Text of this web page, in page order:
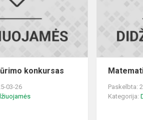
konkursas
03-26
Paskelbta:
Kategorija: